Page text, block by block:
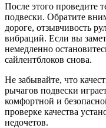
После этого проведите
подвески. Обратите
дороге, отзывчивость
вибраций. Если вы
немедленно
сайлентблоков снова.
Не забывайте, что
рычагов подвески
комфортной и
проверке качества
недочетов.